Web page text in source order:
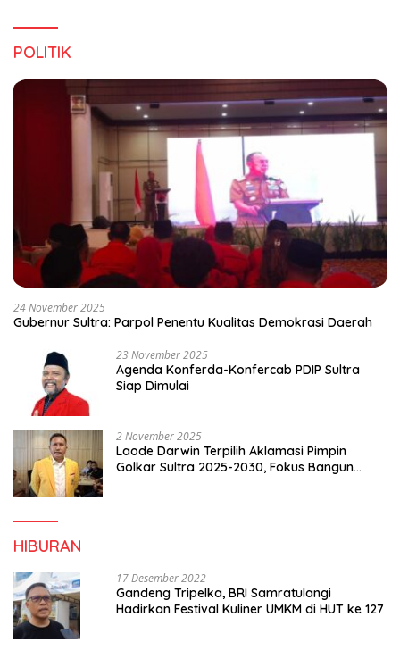
POLITIK
24 November 2025
Gubernur Sultra: Parpol Penentu Kualitas Demokrasi Daerah
23 November 2025
Agenda Konferda-Konfercab PDIP Sultra
Siap Dimulai
2 November 2025
Laode Darwin Terpilih Aklamasi Pimpin
Golkar Sultra 2025-2030, Fokus Bangun
HIBURAN
17 Desember 2022
Gandeng Tripelka, BRI Samratulangi
Hadirkan Festival Kuliner UMKM di HUT ke 127